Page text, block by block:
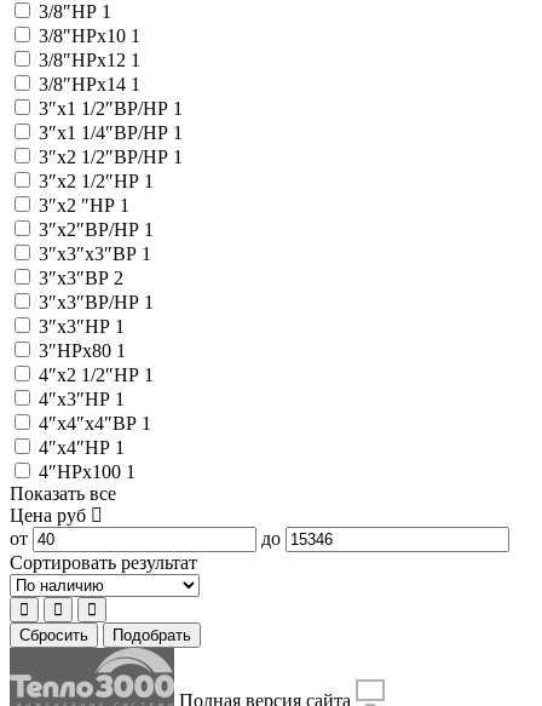
3/8″НР 1
3/8″НРх10 1
3/8″НРх12 1
3/8″НРх14 1
3″x1 1/2″ВР/НР 1
3″x1 1/4″ВР/НР 1
3″x2 1/2″ВР/НР 1
3″x2 1/2″НР 1
3″x2 ″НР 1
3″x2″ВР/НР 1
3″x3″x3″ВР 1
3″x3″ВР 2
3″x3″ВР/НР 1
3″x3″НР 1
3″НРx80 1
4″x2 1/2″НР 1
4″x3″НР 1
4″x4″x4″ВР 1
4″x4″НР 1
4″НРx100 1
Показать все
Цена руб
от
до
Сортировать результат
Сбросить Подобрать
Полная версия сайта